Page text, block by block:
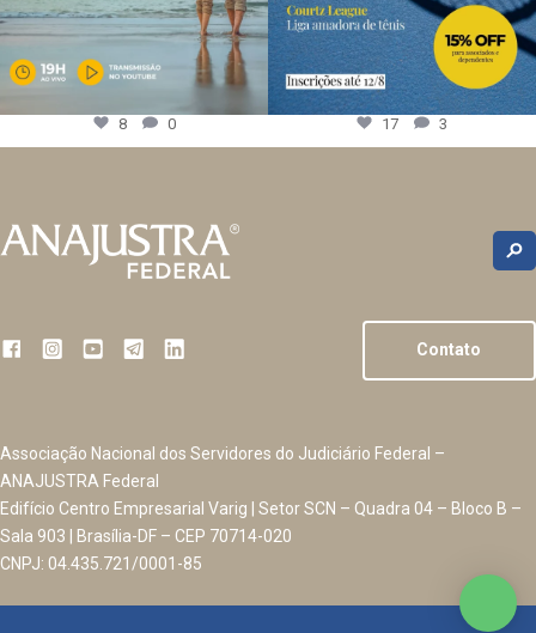
8 0 17 3
Contato
Associação Nacional dos Servidores do Judiciário Federal –
ANAJUSTRA Federal
Edifício Centro Empresarial Varig | Setor SCN – Quadra 04 – Bloco B –
Sala 903 | Brasília-DF – CEP 70714-020
CNPJ: 04.435.721/0001-85